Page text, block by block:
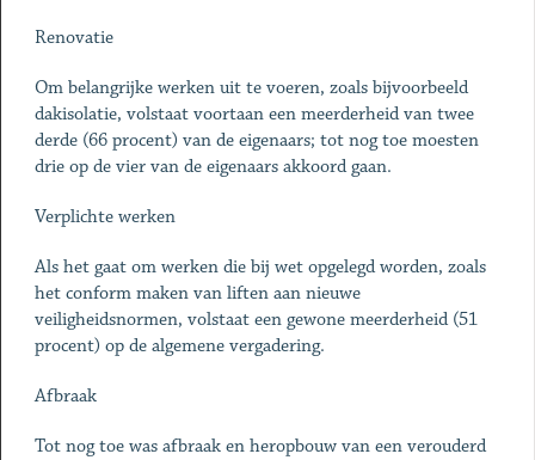
Renovatie
Om belangrijke werken uit te voeren, zoals bijvoorbeeld
dakisolatie, volstaat voortaan een meerderheid van twee
derde (66 procent) van de eigenaars; tot nog toe moesten
drie op de vier van de eigenaars akkoord gaan.
Verplichte werken
Als het gaat om werken die bij wet opgelegd worden, zoals
het conform maken van liften aan nieuwe
veiligheidsnormen, volstaat een gewone meerderheid (51
procent) op de algemene vergadering.
Afbraak
Tot nog toe was afbraak en heropbouw van een verouderd